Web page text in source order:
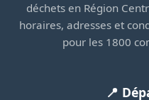
déchets en Région
horaires, adresses et
pour les 1800
📍